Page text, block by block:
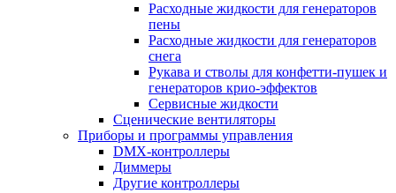
Расходные жидкости для генераторов
пены
Расходные жидкости для генераторов
снега
Рукава и стволы для конфетти-пушек и
генераторов крио-эффектов
Сервисные жидкости
Сценические вентиляторы
Приборы и программы управления
DMX-контроллеры
Диммеры
Другие контроллеры